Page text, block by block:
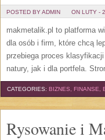
POSTED BY ADMIN ON LUTY -
makmetalik.pl to platforma
dla osób i firm, które chcą
przebiega proces
natury, jak i dla portfela.
CATEGORIES: BIZNES, FINANSE,
Rysowanie i